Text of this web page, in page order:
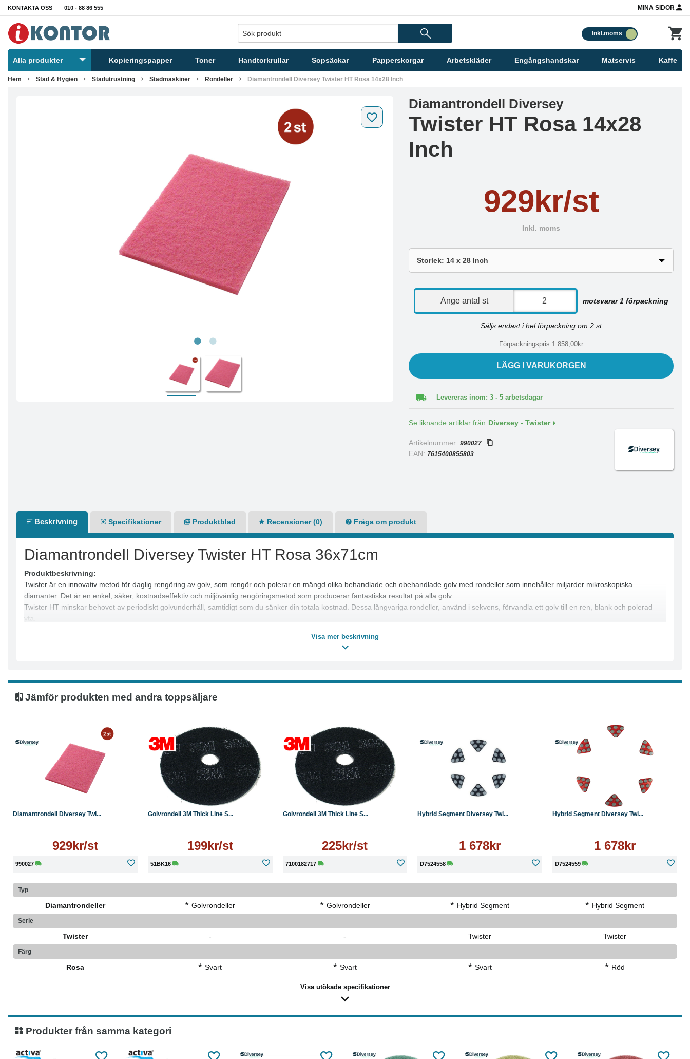
KONTAKTA OSS 010 - 88 86 555 MINA SIDOR
Inkl.moms
Alla produkter Kopieringspapper Toner Handtorkrullar Sopsäckar Papperskorgar Arbetskläder Engångshandskar Matservis Kaffe
Hem Städ & Hygien Städutrustning Städmaskiner Rondeller Diamantrondell Diversey Twister HT Rosa 14x28 Inch
Diamantrondell Diversey
Twister HT Rosa 14x28
Inch
929kr/st
Inkl. moms
Ange antal st motsvarar 1 förpackning
Säljs endast i hel förpackning om 2 st
Förpackningspris 1 858,00kr
LÄGG I VARUKORGEN
Levereras inom: 3 - 5 arbetsdagar
Se liknande artiklar från Diversey - Twister
Artikelnummer:990027
EAN: 7615400855803
Beskrivning Specifikationer Produktblad Recensioner (0) Fråga om produkt
Diamantrondell Diversey Twister HT Rosa 36x71cm
Produktbeskrivning:
Twister är en innovativ metod för daglig rengöring av golv, som rengör och polerar en mängd olika behandlade och obehandlade golv med rondeller som innehåller miljarder mikroskopiska
diamanter. Det är en enkel, säker, kostnadseffektiv och miljövänlig rengöringsmetod som producerar fantastiska resultat på alla golv.
Twister HT minskar behovet av periodiskt golvunderhåll, samtidigt som du sänker din totala kostnad. Dessa långvariga rondeller, använd i sekvens, förvandla ett golv till en ren, blank och polerad
yta.
Extremt hållbar och har lång livslängd.
Visa mer beskrivning
Jämför produkten med andra toppsäljare
Diamantrondell Diversey Twi...
929kr/st
990027
Läs mer
Golvrondell 3M Thick Line S...
199kr/st
51BK16
Läs mer
Golvrondell 3M Thick Line S...
225kr/st
7100182717
Läs mer
Hybrid Segment Diversey Twi...
1 678kr
D7524558
Hybrid Segment Diversey Twi...
1 678kr
D7524559
Köp Läs mer
Typ
Diamantrondeller * Golvrondeller * Golvrondeller * Hybrid Segment * Hybrid Segment
Serie
Twister - - Twister Twister
Färg
Rosa * Svart * Svart * Svart * Röd
Visa utökade specifikationer
Produkter från samma kategori